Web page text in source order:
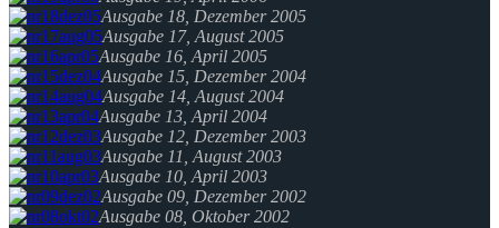
Ausgabe 18, Dezember 2005
Ausgabe 17, August 2005
Ausgabe 16, April 2005
Ausgabe 15, Dezember 2004
Ausgabe 14, August 2004
Ausgabe 13, April 2004
Ausgabe 12, Dezember 2003
Ausgabe 11, August 2003
Ausgabe 10, April 2003
Ausgabe 09, Dezember 2002
Ausgabe 08, Oktober 2002